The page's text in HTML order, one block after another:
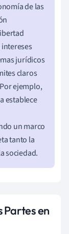
de las
jurídicos
claros
ejemplo,
establece
un marco
tanto la
sociedad.
Partes en